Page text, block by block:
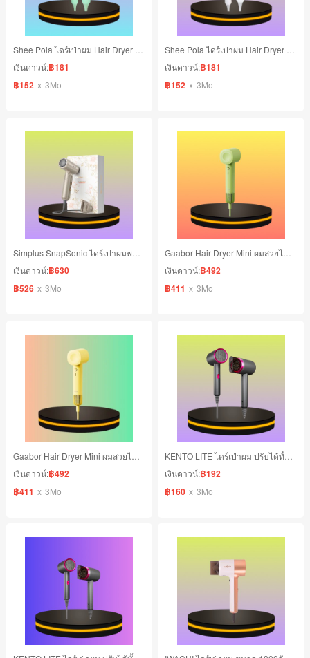
เงินดาวน์:฿181
฿152 x 3Mo
เงินดาวน์:฿181
฿152 x 3Mo
เงินดาวน์:฿630
฿526 x 3Mo
เงินดาวน์:฿492
฿411 x 3Mo
Gaabor Hair Dryer Mini ผมสวยได้ดั่งใจ มี 10 โหมดดูแลผม ลมแรงแห้งทันใจ สีเหลือง
เงินดาวน์:฿492
฿411 x 3Mo
เงินดาวน์:฿192
฿160 x 3Mo